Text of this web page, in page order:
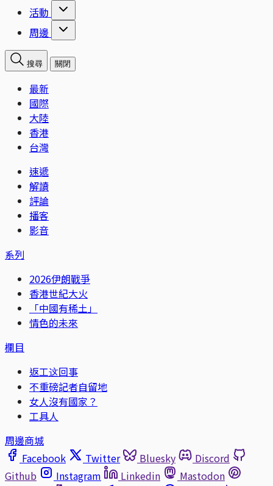
活動
周邊
搜尋 關閉
最新
國際
大陸
香港
台灣
速遞
解讀
評論
播客
影音
系列
2026伊朗戰爭
香港世紀大火
「中國有稀土」
情色的未來
欄目
返工这回事
不重磅記者自留地
女人沒有國家？
工具人
周邊商城
Facebook
Twitter Bluesky
Discord
Github
Instagram Linkedin
Mastodon